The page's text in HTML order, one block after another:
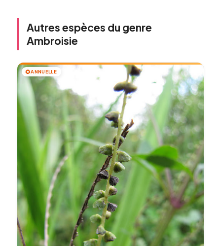
Autres espèces du genre
Ambroisie
🌻ANNUELLE